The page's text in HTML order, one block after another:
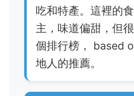
吃和特產。這裡的
主，味道偏甜，但
個排行榜， based
地人的推薦。